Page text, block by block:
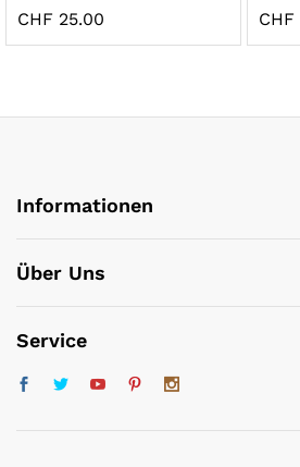
CHF 25.00 CHF
Informationen
Über Uns
Service